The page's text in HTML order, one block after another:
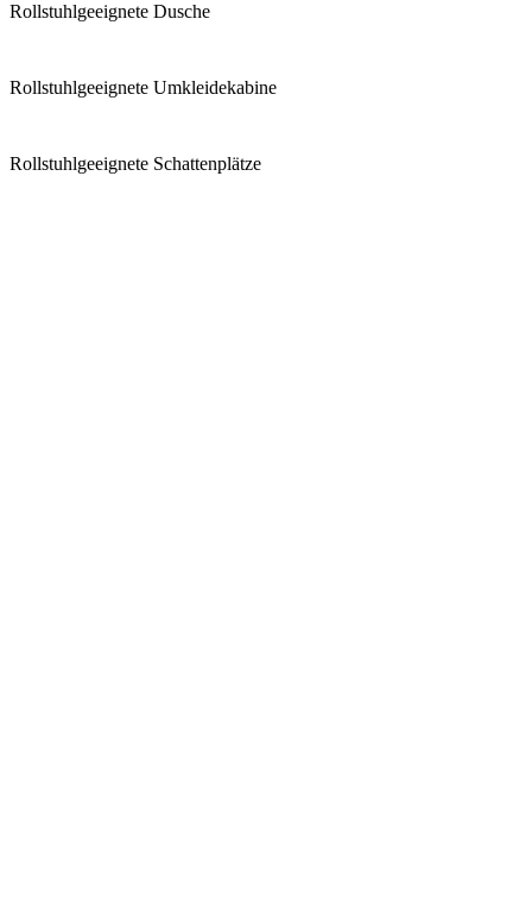
Rollstuhlgeeignete Dusche
Rollstuhlgeeignete Umkleidekabine
Rollstuhlgeeignete Schattenplätze